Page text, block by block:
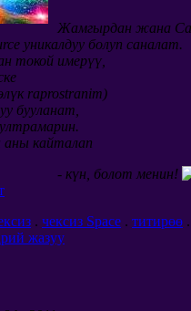
Жамгырдан жана
уникалдуу болуп саналат.
токой имерүү,
raprostranim)
бууланат,
аны кайталап
- күн, болот менин!
. чексиз Space . титирөө .
жазуу